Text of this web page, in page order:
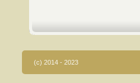
(c) 2014 - 2023